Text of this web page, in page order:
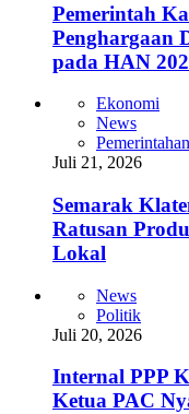
Pemerintah
Penghargaan
pada HAN
Ekonomi
News
Pemerintahan
Juli 21, 2026
Semarak
Ratusan
Lokal
News
Politik
Juli 20, 2026
Internal PPP
Ketua PAC